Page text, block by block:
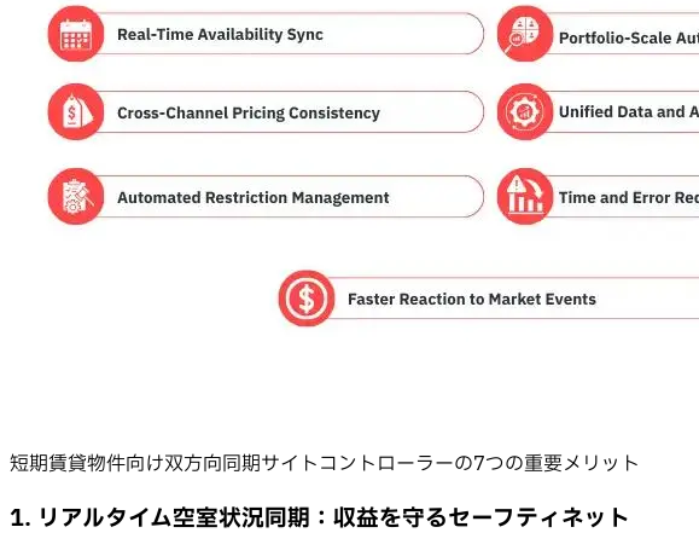
短期賃貸物件向け双方向同期サイトコントローラーの7つの重要メリット
1. リアルタイム空室状況同期：収益を守るセーフティネット